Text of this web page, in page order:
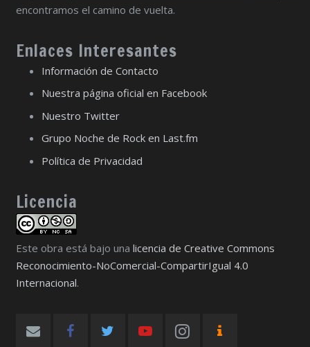
encontramos el camino de vuelta.
Enlaces Interesantes
Información de Contacto
Nuestra página oficial en Facebook
Nuestro Twitter
Grupo Noche de Rock en Last.fm
Política de Privacidad
Licencia
Este obra está bajo una licencia de Creative Commons
Reconocimiento-NoComercial-CompartirIgual 4.0
Internacional.